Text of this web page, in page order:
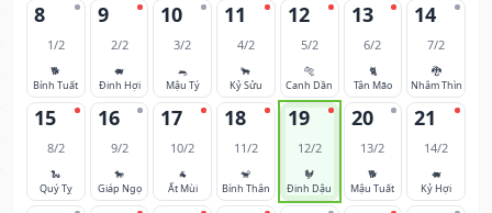
8
1/2
🐕
Bính Tuất
9
2/2
🐖
Đinh Hợi
10
3/2
🐀
Mậu Tý
11
4/2
🐂
Kỷ Sửu
12
5/2
🐅
Canh Dần
13
6/2
🐈
Tân Mão
14
7/2
🐉
Nhâm Thìn
15
8/2
🐍
Quý Tỵ
16
9/2
🐎
Giáp Ngọ
17
10/2
🐐
Ất Mùi
18
11/2
🐒
Bính Thân
19
12/2
🐓
Đinh Dậu
20
13/2
🐕
Mậu Tuất
21
14/2
🐖
Kỷ Hợi